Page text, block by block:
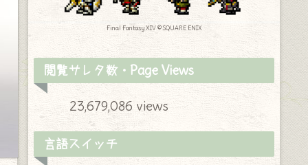
Final Fantasy XIV © SQUARE ENIX
閲覧サレタ数・Page Views
23,679,086 views
言語スイッチ